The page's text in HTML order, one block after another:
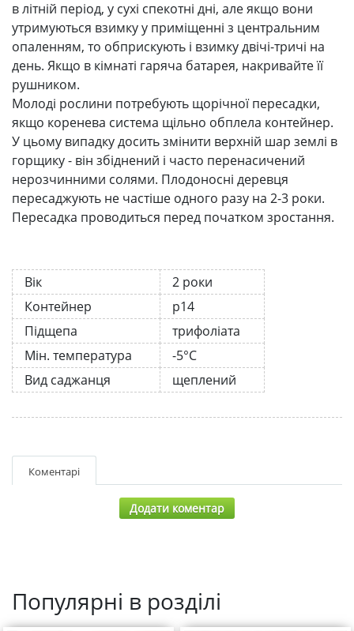
в літній період, у сухі спекотні дні, але якщо вони
утримуються взимку у приміщенні з центральним
опаленням, то обприскують і взимку двічі-тричі на
день. Якщо в кімнаті гаряча батарея, накривайте її
рушником.
Молоді рослини потребують щорічної пересадки,
якщо коренева система щільно обплела контейнер.
У цьому випадку досить змінити верхній шар землі в
горщику - він збіднений і часто перенасичений
нерозчинними солями. Плодоносні деревця
пересаджують не частіше одного разу на 2-3 роки.
Пересадка проводиться перед початком зростання.
Вік
2 роки
Контейнер
р14
Підщепа
трифоліата
Мін. температура
-5°C
Вид саджанця
щеплений
Коментарі
Додати коментар
Популярні в розділі